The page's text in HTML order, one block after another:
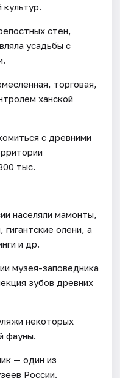
культур.
стен,
усадьбы с
торговая,
ханской
с древними
тыс.
населяли мамонты,
олени, а
и др.
музея-заповедника
зубов древних
некоторых
фауны.
— один из
России.